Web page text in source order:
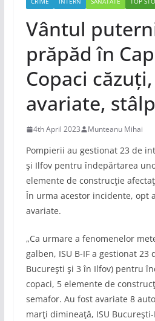
Vântul
prăpăd în
Copaci
avariate,
4th April 2023 Munteanu Mihai
Pompierii au gestionat 23 de
şi Ilfov pentru îndepărtarea
elemente de construcţie
În urma acestor incidente, opt
avariate.
„Ca urmare a fenomenelor
galben, ISU B-IF a gestionat
Bucureşti şi 3 în Ilfov) pentru
copaci, 5 elemente de
semafor. Au fost avariate 8
marţi dimineaţă, ISU